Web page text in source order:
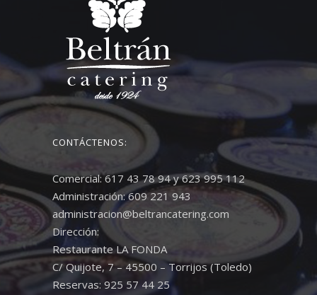
CONTÁCTENOS:
Comercial: 617 43 78 94 y 623 995 112
Administración: 609 221 943
administracion@beltrancatering.com
Dirección:
Restaurante LA FONDA
C/ Quijote, 7 – 45500 – Torrijos (Toledo)
Reservas: 925 57 44 25